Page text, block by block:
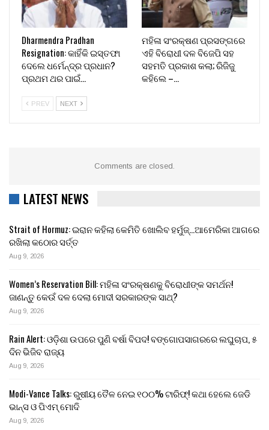
Dharmendra Pradhan
Resignation: କାହିଁକି ଇସ୍ତଫା
ଦେଲେ ଧର୍ମେନ୍ଦ୍ର ପ୍ରଧାନ?
ପ୍ରଥମ ଥର ପାଇଁ…
ମହିଳା ସଂରକ୍ଷଣ ପ୍ରସଙ୍ଗରେ
ଏହି ବିରୋଧୀ ଦଳ ବିଜେପି ସହ
ସହମତି ପ୍ରକାଶ କଲା; ରିଜିଜୁ
କହିଲେ –…
PREV NEXT
Comments are closed.
LATEST NEWS
Strait of Hormuz: ଇରାନ କହିଲା କେମିତି ଖୋଲିବ ହର୍ମୁଜ୍…ଆମେରିକା ଆଗରେ
ରଖିଲା କଠୋର ସର୍ତ୍ତ
Aug 9, 2026
Women’s Reservation Bill: ମହିଳା ସଂରକ୍ଷଣକୁ ବିରୋଧୀଙ୍କ ସମର୍ଥନ!
ଜାଣନ୍ତୁ କେଉଁ ଦଳ ଦେଲା ମୋଦୀ ସରକାରଙ୍କ ସାଥ୍?
Aug 9, 2026
Rain Alert: ଓଡ଼ିଶା ଉପରେ ପୁଣି ବର୍ଷା ବିପଦ! ବଙ୍ଗୋପସାଗରରେ ଲଘୁଚାପ, ୫
ଦିନ ଭିଜିବ ରାଜ୍ୟ
Aug 9, 2026
Modi-Vance Talks: ରୁଷୀୟ ତୈଳ ନେଇ ୧୦୦% ଟାରିଫ୍! କଥା ହେଲେ ଜେଡି
ଭାନ୍ସ ଓ ପିଏମ୍ ମୋଦି
Aug 9, 2026